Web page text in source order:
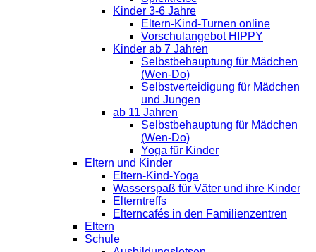
Kinder 3-6 Jahre
Eltern-Kind-Turnen online
Vorschulangebot HIPPY
Kinder ab 7 Jahren
Selbstbehauptung für Mädchen
(Wen-Do)
Selbstverteidigung für Mädchen
und Jungen
ab 11 Jahren
Selbstbehauptung für Mädchen
(Wen-Do)
Yoga für Kinder
Eltern und Kinder
Eltern-Kind-Yoga
Wasserspaß für Väter und ihre Kinder
Elterntreffs
Elterncafés in den Familienzentren
Eltern
Schule